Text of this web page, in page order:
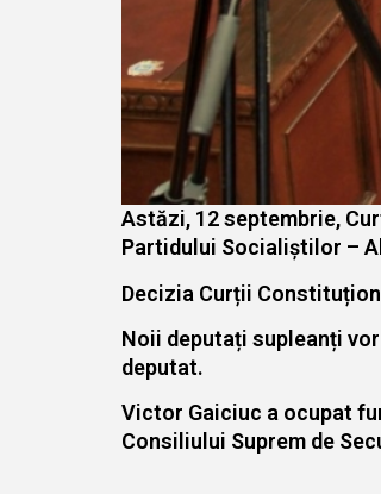
Astăzi, 12 septembrie,
Partidului Socialiștilor –
Decizia Curții
Noii deputați supleanți
deputat.
Victor Gaiciuc a ocupat
Consiliului Suprem de